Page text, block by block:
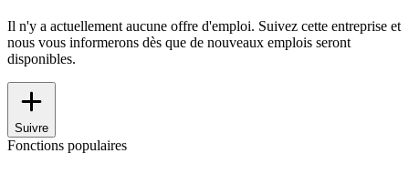
Il n'y a actuellement aucune offre d'emploi. Suivez cette entreprise et
nous vous informerons dès que de nouveaux emplois seront
disponibles.
Suivre
Fonctions populaires